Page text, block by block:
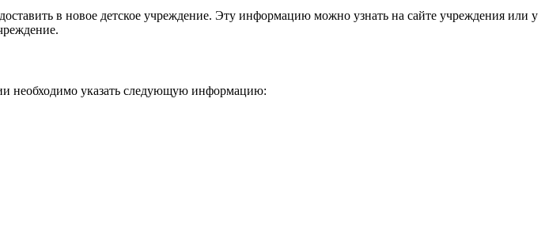
в новое детское учреждение. Эту информацию можно узнать на сайте учреждения или у
необходимо указать следующую информацию: